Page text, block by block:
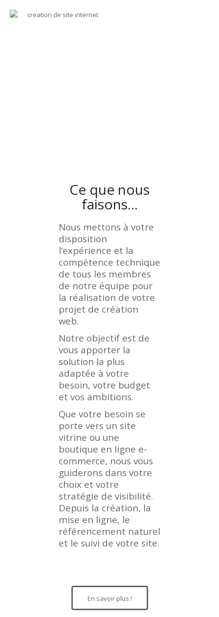
Ce que nous
faisons…
Nous mettons à votre
disposition
l’expérience et la
compétence technique
de tous les membres
de notre équipe pour
la réalisation de votre
projet de création
web.
Notre objectif est de
vous apporter la
solution la plus
adaptée à votre
besoin, votre budget
et vos ambitions.
Que votre besoin se
porte vers un site
vitrine ou une
boutique en ligne e-
commerce, nous vous
guiderons dans votre
choix et votre
stratégie de visibilité.
Depuis la création, la
mise en ligne, le
référencement naturel
et le suivi de votre site.
En savoir plus !